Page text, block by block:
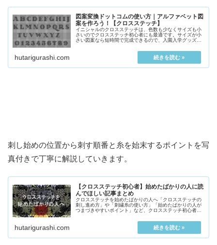
図案変換ドットコムの使い方｜アルファベット図
案を作ろう！【クロスステッチ】
イニシャルのクロスステッチは、色数も少なくサイズも小
さいのでクロスステッチ初心者にも最適です。サイズが小
さい図案なら短時間で完成できるので、入園入学グッズに
hutarigurashi.com
刺し始めの位置から刺す順番と糸を始末するポイントを写
真付きで丁寧に解説していきます。
【クロスステッチ初心者】始めたばかりの人に読
んでほしい記事まとめ
クロスステッチを始めたばかりの人へ「クロスステッチの
刺し進め方」や「刺繍糸の使い方」「始めたばかりの人が
つまづきやすいポイント」など、クロスステッチ初心者向
hutarigurashi.com